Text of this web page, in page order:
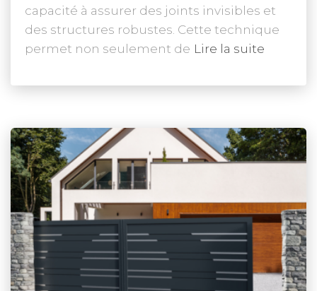
capacité à assurer des joints invisibles et
des structures robustes. Cette technique
permet non seulement de Lire la suite